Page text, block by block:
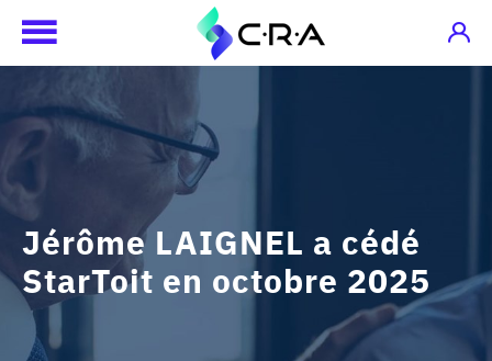
Jérôme LAIGNEL a cédé
StarToit en octobre 2025